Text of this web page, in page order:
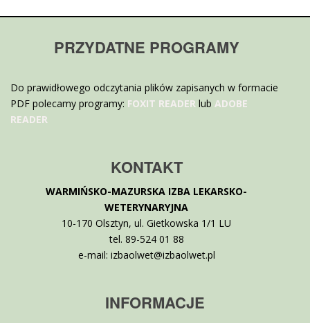
PRZYDATNE PROGRAMY
Do prawidłowego odczytania plików zapisanych w formacie
PDF polecamy programy: FOXIT READER lub ADOBE
READER
KONTAKT
WARMIŃSKO-MAZURSKA IZBA LEKARSKO-
WETERYNARYJNA
10-170 Olsztyn, ul. Gietkowska 1/1 LU
tel. 89-524 01 88
e-mail: izbaolwet@izbaolwet.pl
INFORMACJE